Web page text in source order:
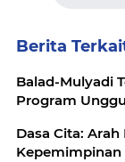
Berita
Balad-Mulyadi
Program
Dasa Cita: